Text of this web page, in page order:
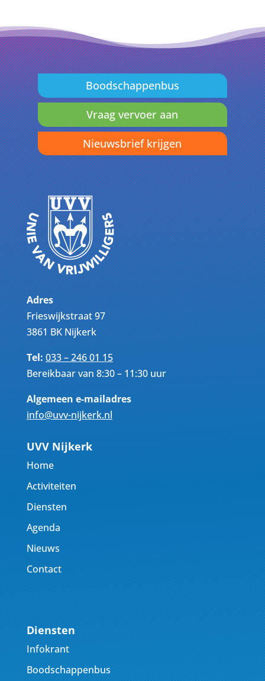
Boodschappenbus
Vraag vervoer aan
Nieuwsbrief krijgen
Adres
Frieswijkstraat 97
3861 BK Nijkerk
Tel:033 – 246 01 15
Bereikbaar van 8:30 – 11:30 uur
Algemeen e-mailadres
info@uvv-nijkerk.nl
UVV Nijkerk
Home
Activiteiten
Diensten
Agenda
Nieuws
Contact
Diensten
Infokrant
Boodschappenbus